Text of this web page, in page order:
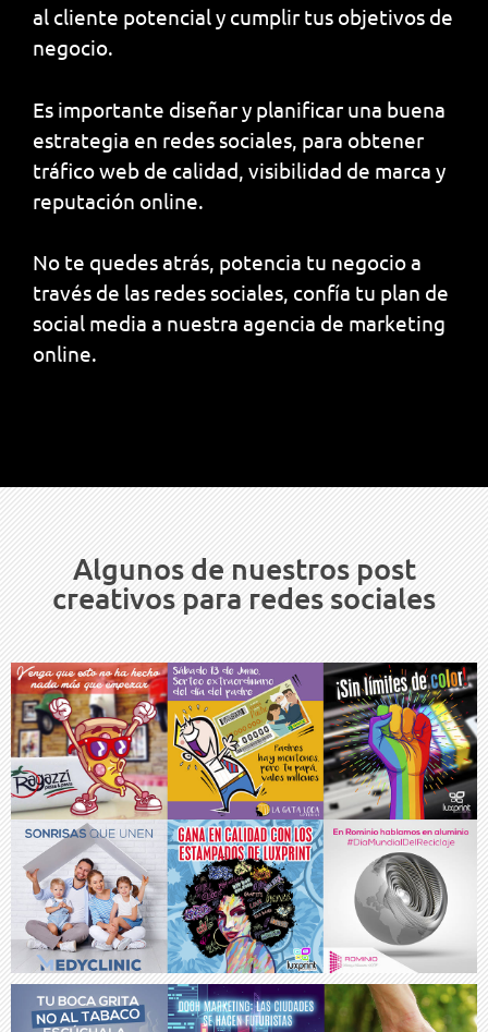
al cliente potencial y cumplir tus objetivos de
negocio.
Es importante diseñar y planificar una buena
estrategia en redes sociales, para obtener
tráfico web de calidad, visibilidad de marca y
reputación online.
No te quedes atrás, potencia tu negocio a
través de las redes sociales, confía tu plan de
social media a nuestra agencia de marketing
online.
Algunos de nuestros post
creativos para redes sociales